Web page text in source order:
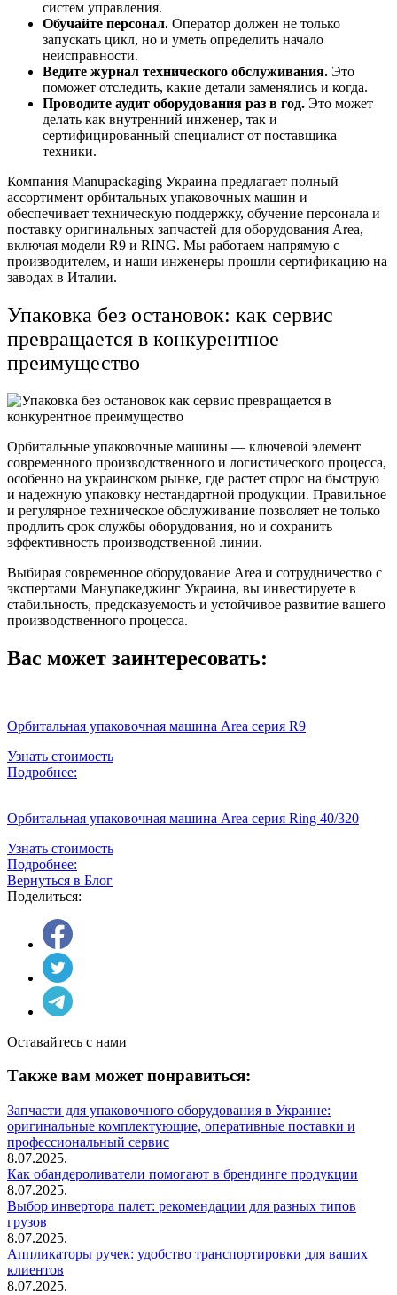
систем управления.
Обучайте персонал. Оператор должен не только
запускать цикл, но и уметь определить начало
неисправности.
Ведите журнал технического обслуживания. Это
поможет отследить, какие детали заменялись и когда.
Проводите аудит оборудования раз в год. Это может
делать как внутренний инженер, так и
сертифицированный специалист от поставщика
техники.
Компания Manupackaging Украина предлагает полный
ассортимент орбитальных упаковочных машин и
обеспечивает техническую поддержку, обучение персонала и
поставку оригинальных запчастей для оборудования Area,
включая модели R9 и RING. Мы работаем напрямую с
производителем, и наши инженеры прошли сертификацию на
заводах в Италии.
Упаковка без остановок: как сервис
превращается в конкурентное
преимущество
Орбитальные упаковочные машины — ключевой элемент
современного производственного и логистического процесса,
особенно на украинском рынке, где растет спрос на быструю
и надежную упаковку нестандартной продукции. Правильное
и регулярное техническое обслуживание позволяет не только
продлить срок службы оборудования, но и сохранить
эффективность производственной линии.
Выбирая современное оборудование Area и сотрудничество с
экспертами Манупакеджинг Украина, вы инвестируете в
стабильность, предсказуемость и устойчивое развитие вашего
производственного процесса.
Вас может заинтересовать:
Орбитальная упаковочная машина Area серия R9
Узнать стоимость
Подробнее:
Орбитальная упаковочная машина Area серия Ring 40/320
Узнать стоимость
Подробнее:
Вернуться в Блог
Поделиться:
Оставайтесь с нами
Также вам может понравиться:
Запчасти для упаковочного оборудования в Украине:
оригинальные комплектующие, оперативные поставки и
профессиональный сервис
8.07.2025.
Как обандероливатели помогают в брендинге продукции
8.07.2025.
Выбор инвертора палет: рекомендации для разных типов
грузов
8.07.2025.
Аппликаторы ручек: удобство транспортировки для ваших
клиентов
8.07.2025.